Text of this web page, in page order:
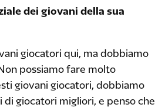
dei giovani della sua
giocatori qui, ma dobbiamo
possiamo fare molto
giovani giocatori, dobbiamo
di giocatori migliori, e penso che